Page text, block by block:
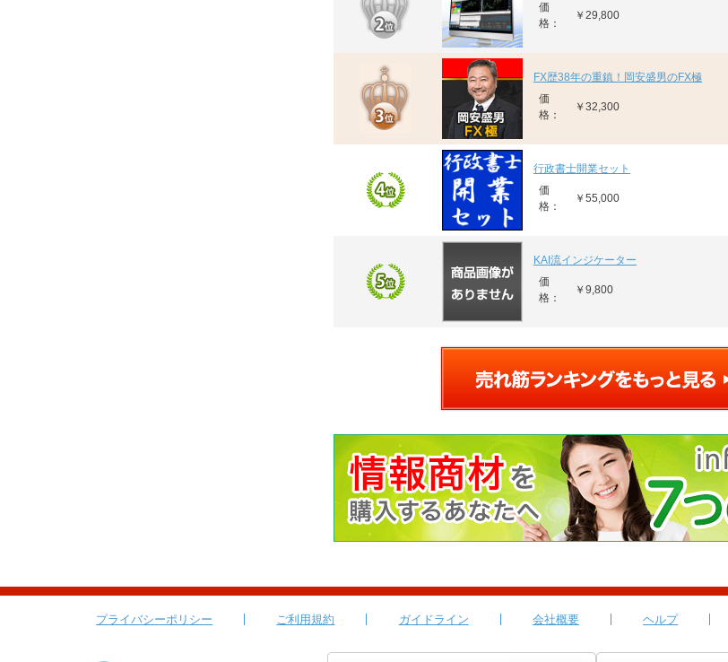
価
格：
￥29,800
FX歴38年の重鎮！岡安盛男のFX極
価
格：
￥32,300
行政書士開業セット
価
格：
￥55,000
KAI流インジケーター
価
格：
￥9,800
プライバシーポリシー ご利用規約 ガイドライン 会社概要 ヘルプ